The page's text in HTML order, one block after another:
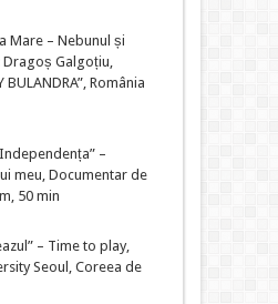
Mare – Nebunul și
Dragoș Galgoțiu,
BULANDRA”, România
–
meu, Documentar de
50 min
– Time to play,
Seoul, Coreea de